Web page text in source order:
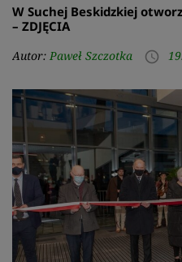
W Suchej Beskidzkiej
– ZDJĘCIA
Autor: Paweł Szczotka access_time